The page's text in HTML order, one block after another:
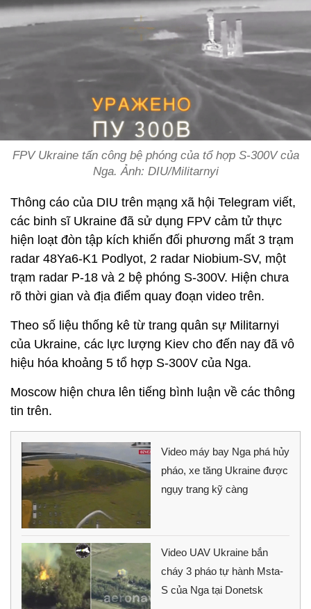
FPV Ukraine tấn công bệ phóng của tổ hợp S-300V của
Nga. Ảnh: DIU/Militarnyi
Thông cáo của DIU trên mạng xã hội Telegram viết,
các binh sĩ Ukraine đã sử dụng FPV cảm tử thực
hiện loạt đòn tập kích khiến đối phương mất 3 trạm
radar 48Ya6-K1 Podlyot, 2 radar Niobium-SV, một
trạm radar P-18 và 2 bệ phóng S-300V. Hiện chưa
rõ thời gian và địa điểm quay đoạn video trên.
Theo số liệu thống kê từ trang quân sự Militarnyi
của Ukraine, các lực lượng Kiev cho đến nay đã vô
hiệu hóa khoảng 5 tổ hợp S-300V của Nga.
Moscow hiện chưa lên tiếng bình luận về các thông
tin trên.
Video máy bay Nga phá hủy
pháo, xe tăng Ukraine được
ngụy trang kỹ càng
Video UAV Ukraine bắn
cháy 3 pháo tự hành Msta-
S của Nga tại Donetsk